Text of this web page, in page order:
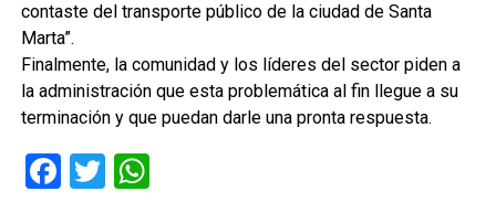
contaste del transporte público de la ciudad de Santa
Marta”.
Finalmente, la comunidad y los líderes del sector piden a
la administración que esta problemática al fin llegue a su
terminación y que puedan darle una pronta respuesta.
Facebook
TwitterWhatsApp